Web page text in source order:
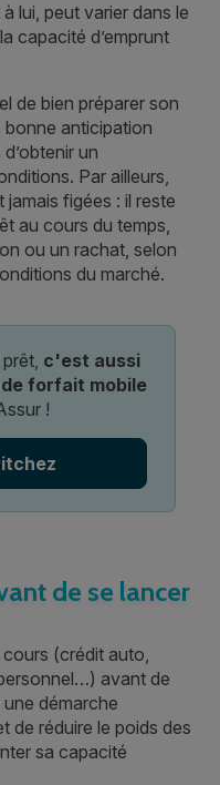
lui, peut varier dans le
capacité d’emprunt
de bien préparer son
bonne anticipation
un
Par ailleurs,
jamais figées : il reste
au cours du temps,
ou un rachat, selon
du marché.
c'est aussi
forfait mobile
!
de se lancer
(crédit auto,
avant de
démarche
de réduire le poids des
sa capacité